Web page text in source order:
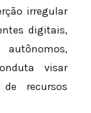
irregular
digitais,
visar
recursos